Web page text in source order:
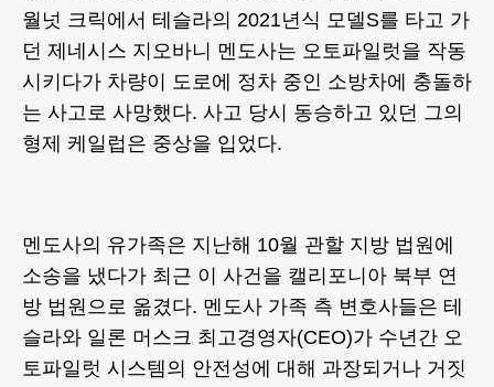
월넛 크릭에서 테슬라의 2021년식 모델S를 타고 가
던 제네시스 지오바니 멘도사는 오토파일럿을 작동
시키다가 차량이 도로에 정차 중인 소방차에 충돌하
는 사고로 사망했다. 사고 당시 동승하고 있던 그의
형제 케일럽은 중상을 입었다.
멘도사의 유가족은 지난해 10월 관할 지방 법원에
소송을 냈다가 최근 이 사건을 캘리포니아 북부 연
방 법원으로 옮겼다. 멘도사 가족 측 변호사들은 테
슬라와 일론 머스크 최고경영자(CEO)가 수년간 오
토파일럿 시스템의 안전성에 대해 과장되거나 거짓